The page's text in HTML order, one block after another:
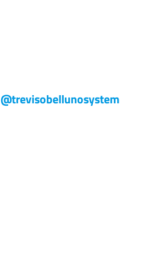
@trevisobellunosystem